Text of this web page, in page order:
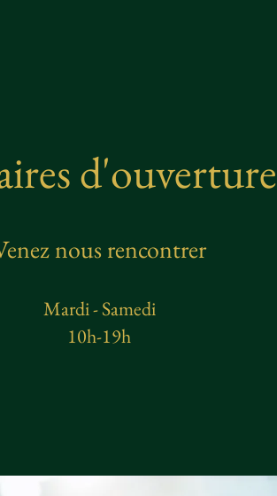
d'ouverture
nous rencontrer
Mardi - Samedi
10h-19h